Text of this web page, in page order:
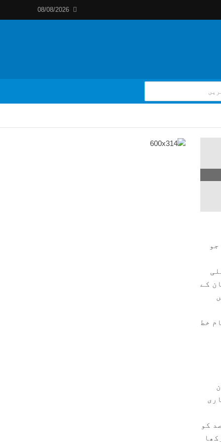
08/08/2026
پارلیمان کے
خط
کو